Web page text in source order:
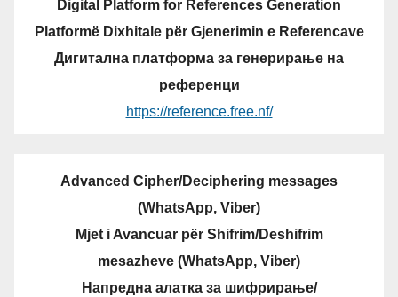
Digital Platform for References Generation
Platformë Dixhitale për Gjenerimin e Referencave
Дигитална платформа за генерирање на
референци
https://reference.free.nf/
Advanced Cipher/Deciphering messages
(WhatsApp, Viber)
Mjet i Avancuar për Shifrim/Deshifrim
mesazheve (WhatsApp, Viber)
Напредна алатка за шифрирање/